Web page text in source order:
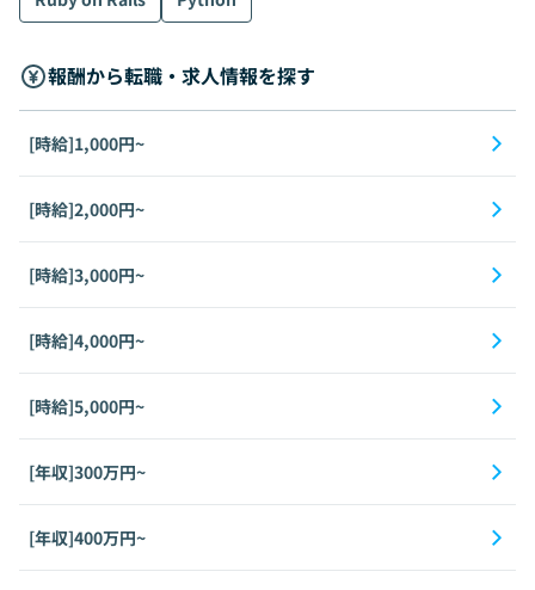
報酬から転職・求人情報を探す
[時給]1,000円~
[時給]2,000円~
[時給]3,000円~
[時給]4,000円~
[時給]5,000円~
[年収]300万円~
[年収]400万円~